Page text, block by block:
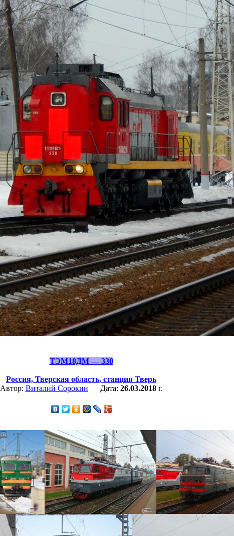
ТЭМ18ДМ — 330
Россия, Тверская область, станция Тверь
Автор: Виталий Сорокин Дата: 26.03.2018г.